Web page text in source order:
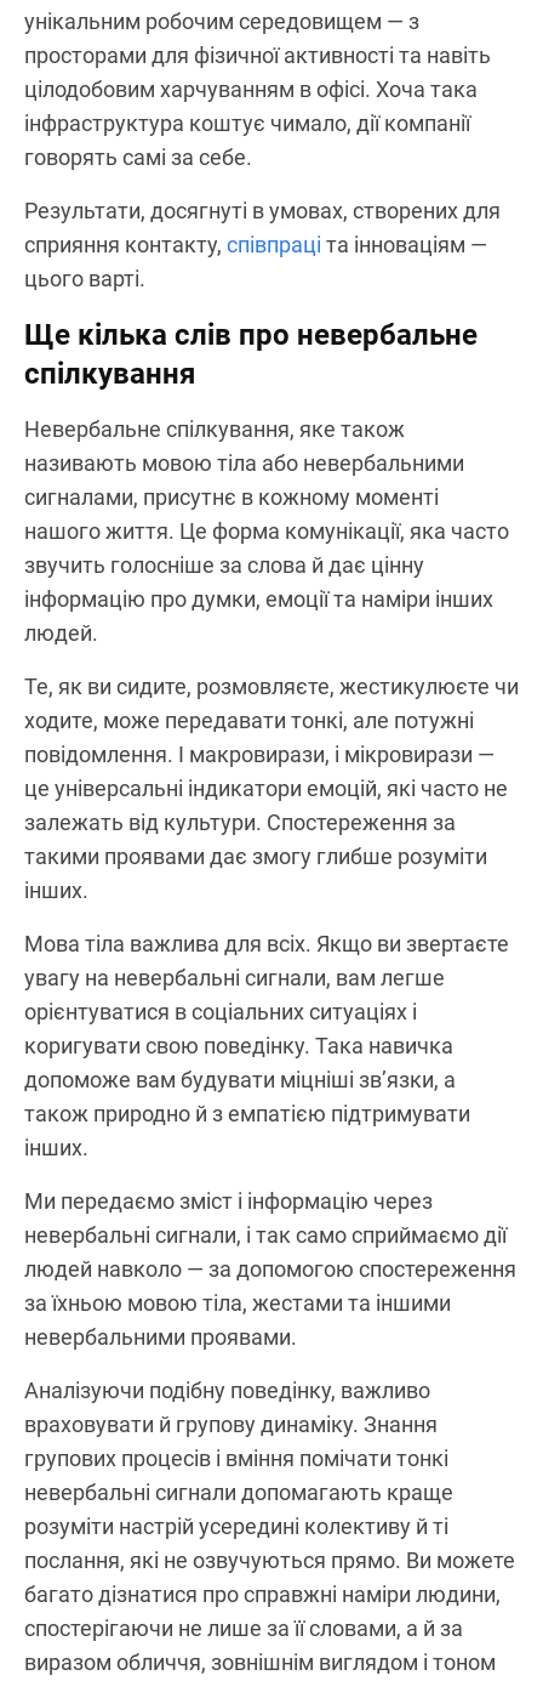
унікальним робочим середовищем — з
просторами для фізичної активності та навіть
цілодобовим харчуванням в офісі. Хоча така
інфраструктура коштує чимало, дії компанії
говорять самі за себе.
Результати, досягнуті в умовах, створених для
сприяння контакту, співпраці та інноваціям —
цього варті.
Ще кілька слів про невербальне
спілкування
Невербальне спілкування, яке також
називають мовою тіла або невербальними
сигналами, присутнє в кожному моменті
нашого життя. Це форма комунікації, яка часто
звучить голосніше за слова й дає цінну
інформацію про думки, емоції та наміри інших
людей.
Те, як ви сидите, розмовляєте, жестикулюєте чи
ходите, може передавати тонкі, але потужні
повідомлення. І макровирази, і мікровирази —
це універсальні індикатори емоцій, які часто не
залежать від культури. Спостереження за
такими проявами дає змогу глибше розуміти
інших.
Мова тіла важлива для всіх. Якщо ви звертаєте
увагу на невербальні сигнали, вам легше
орієнтуватися в соціальних ситуаціях і
коригувати свою поведінку. Така навичка
допоможе вам будувати міцніші зв’язки, а
також природно й з емпатією підтримувати
інших.
Ми передаємо зміст і інформацію через
невербальні сигнали, і так само сприймаємо дії
людей навколо — за допомогою спостереження
за їхньою мовою тіла, жестами та іншими
невербальними проявами.
Аналізуючи подібну поведінку, важливо
враховувати й групову динаміку. Знання
групових процесів і вміння помічати тонкі
невербальні сигнали допомагають краще
розуміти настрій усередині колективу й ті
послання, які не озвучуються прямо. Ви можете
багато дізнатися про справжні наміри людини,
спостерігаючи не лише за її словами, а й за
виразом обличчя, зовнішнім виглядом і тоном